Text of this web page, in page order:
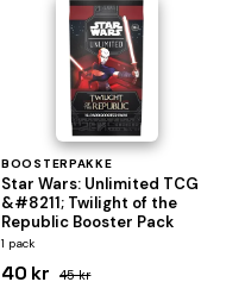
BOOSTERPAKKE
Star Wars: Unlimited TCG
&#8211; Twilight of the
Republic Booster Pack
1 pack
40 kr 45 kr